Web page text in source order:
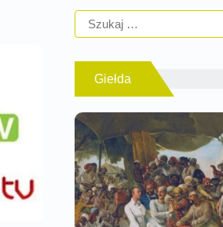
Giełda